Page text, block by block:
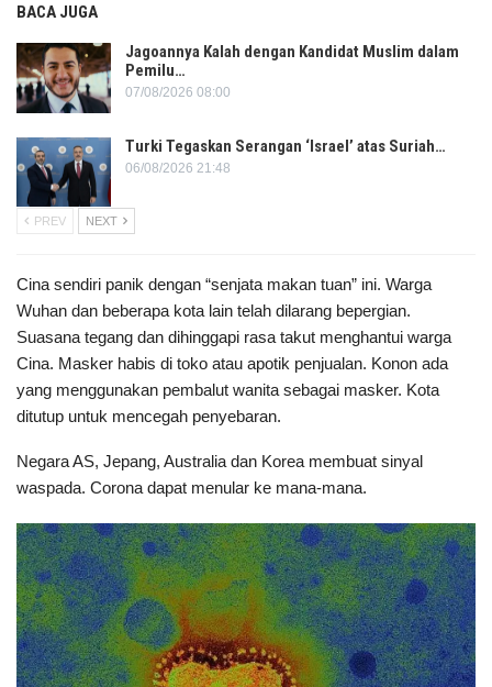
BACA JUGA
Jagoannya Kalah dengan Kandidat Muslim dalam
Pemilu…
07/08/2026 08:00
Turki Tegaskan Serangan ‘Israel’ atas Suriah…
06/08/2026 21:48
PREV NEXT
Cina sendiri panik dengan “senjata makan tuan” ini. Warga
Wuhan dan beberapa kota lain telah dilarang bepergian.
Suasana tegang dan dihinggapi rasa takut menghantui warga
Cina. Masker habis di toko atau apotik penjualan. Konon ada
yang menggunakan pembalut wanita sebagai masker. Kota
ditutup untuk mencegah penyebaran.
Negara AS, Jepang, Australia dan Korea membuat sinyal
waspada. Corona dapat menular ke mana-mana.